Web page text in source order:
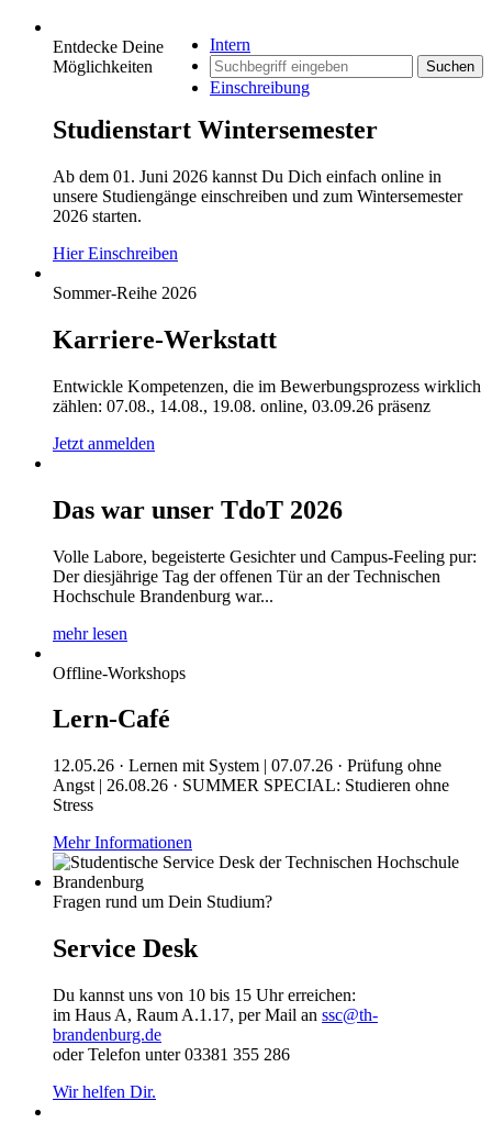
Intern
Suchen
Einschreibung
Entdecke Deine
Möglichkeiten
Studienstart Wintersemester
Ab dem 01. Juni 2026 kannst Du Dich einfach online in
unsere Studiengänge einschreiben und zum Wintersemester
2026 starten.
Hier Einschreiben
Sommer-Reihe 2026
Karriere-Werkstatt
Entwickle Kompetenzen, die im Bewerbungsprozess wirklich
zählen: 07.08., 14.08., 19.08. online, 03.09.26 präsenz
Jetzt anmelden
Das war unser TdoT 2026
Volle Labore, begeisterte Gesichter und Campus-Feeling pur:
Der diesjährige Tag der offenen Tür an der Technischen
Hochschule Brandenburg war...
mehr lesen
Offline-Workshops
Lern-Café
12.05.26 · Lernen mit System | 07.07.26 · Prüfung ohne
Angst | 26.08.26 · SUMMER SPECIAL: Studieren ohne
Stress
Mehr Informationen
Fragen rund um Dein Studium?
Service Desk
Du kannst uns von 10 bis 15 Uhr erreichen:
im Haus A, Raum A.1.17, per Mail an ssc@th-
brandenburg.de
oder Telefon unter 03381 355 286
Wir helfen Dir.